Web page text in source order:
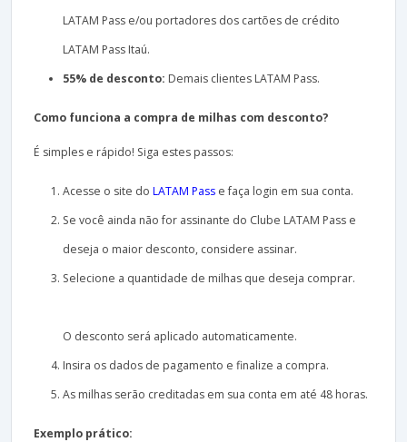
LATAM Pass e/ou portadores dos cartões de crédito
LATAM Pass Itaú.
55% de desconto: Demais clientes LATAM Pass.
Como funciona a compra de milhas com desconto?
É simples e rápido! Siga estes passos:
Acesse o site do LATAM Pass e faça login em sua conta.
Se você ainda não for assinante do Clube LATAM Pass e
deseja o maior desconto, considere assinar.
Selecione a quantidade de milhas que deseja comprar.
O desconto será aplicado automaticamente.
Insira os dados de pagamento e finalize a compra.
As milhas serão creditadas em sua conta em até 48 horas.
Exemplo prático: